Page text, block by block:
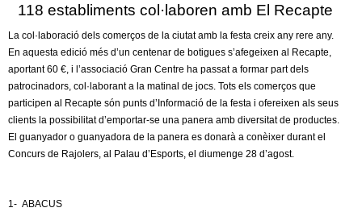
118 establiments col·laboren amb El Recapte
La col·laboració dels comerços de la ciutat amb la festa creix any rere any.
En aquesta edició més d’un centenar de botigues s’afegeixen al Recapte,
aportant 60 €, i l’associació Gran Centre ha passat a formar part dels
patrocinadors, col·laborant a la matinal de jocs. Tots els comerços que
participen al Recapte són punts d’Informació de la festa i ofereixen als seus
clients la possibilitat d’emportar-se una panera amb diversitat de productes.
El guanyador o guanyadora de la panera es donarà a conèixer durant el
Concurs de Rajolers, al Palau d’Esports, el diumenge 28 d’agost.
1- ABACUS